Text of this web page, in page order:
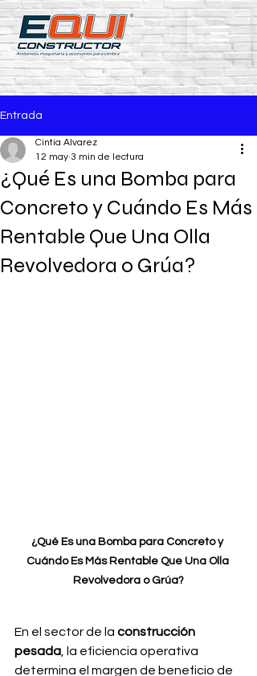
Entrada
¿Qué Es una Bomba para
Concreto y Cuándo Es Más
Rentable Que Una Olla
Revolvedora o Grúa?
Cintia Alvarez
12 may 3 min de lectura
¿Qué Es una Bomba para Concreto y
Cuándo Es Más Rentable Que Una Olla
Revolvedora o Grúa?
En el sector de la construcción
pesada , la eficiencia operativa
determina el margen de beneficio de